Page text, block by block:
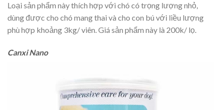
Loại sản phẩm này thích hợp với chó có trọng lượng nhỏ,
dùng được cho chó mang thai và cho con bú với liều lượng
phù hợp khoảng 3kg/ viên. Giá sản phẩm này là 200k/ lọ.
Canxi Nano